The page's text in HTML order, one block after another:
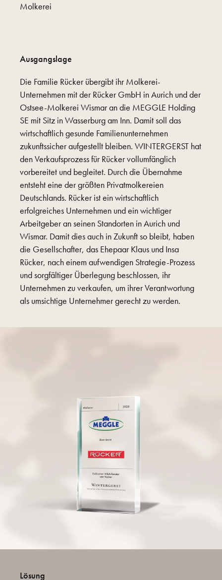
Molkerei
Ausgangslage
Die Familie Rücker übergibt ihr Molkerei-
Unternehmen mit der Rücker GmbH in Aurich und der
Ostsee-Molkerei Wismar an die MEGGLE Holding
SE mit Sitz in Wasserburg am Inn. Damit soll das
wirtschaftlich gesunde Familienunternehmen
zukunftssicher aufgestellt bleiben. WINTERGERST hat
den Verkaufsprozess für Rücker vollumfänglich
vorbereitet und begleitet. Durch die Übernahme
entsteht eine der größten Privatmolkereien
Deutschlands. Rücker ist ein wirtschaftlich
erfolgreiches Unternehmen und ein wichtiger
Arbeitgeber an seinen Standorten in Aurich und
Wismar. Damit dies auch in Zukunft so bleibt, haben
die Gesellschafter, das Ehepaar Klaus und Insa
Rücker, nach einem aufwendigen Strategie-Prozess
und sorgfältiger Überlegung beschlossen, ihr
Unternehmen zu verkaufen, um ihrer Verantwortung
als umsichtige Unternehmer gerecht zu werden.
Lösung